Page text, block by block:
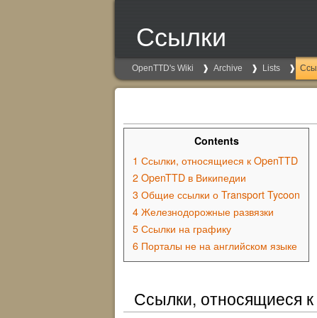
Ссылки
OpenTTD's Wiki Archive Lists
Contents
1 Ссылки, относящиеся к OpenTTD
2 OpenTTD в Википедии
3 Общие ссылки о Transport Tycoon
4 Железнодорожные развязки
5 Ссылки на графику
6 Порталы не на английском языке
Ссылки, относящиеся к